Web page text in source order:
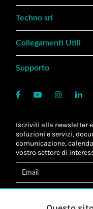
Techno srl
Collegamenti Utili
Supporto
Iscriviti alla newsletter
soluzioni e servizi,
comunicazione,
vostro settore di
Letta